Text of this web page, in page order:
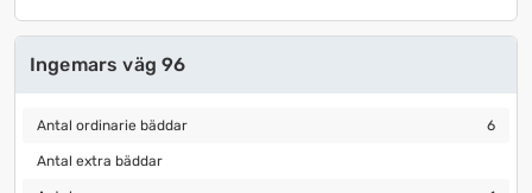
Ingemars väg 96
Antal ordinarie bäddar
Antal ordinarie bäddar 6
Antal extra bäddar
Antal extra bäddar